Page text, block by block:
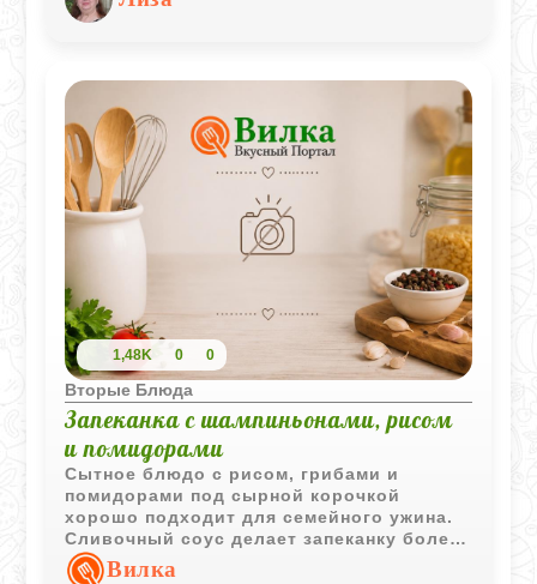
для тех, кто ищет альтернативу мясным
мантам, желая сохранить традиционные
ароматных грибов и нежного
картофельного пюре, завернутое в
тонкое тесто и приготовленное на пару,
делает это блюдо особенно
привлекательным. Подавать манты
можно с различными соусами, что
добавит блюду еще больше
1,48K 0 0
Вторые Блюда
Запеканка с шампиньонами, рисом
и помидорами
Сытное блюдо с рисом, грибами и
помидорами под сырной корочкой
хорошо подходит для семейного ужина.
Сливочный соус делает запеканку более
сочной и ароматной.
Вилка